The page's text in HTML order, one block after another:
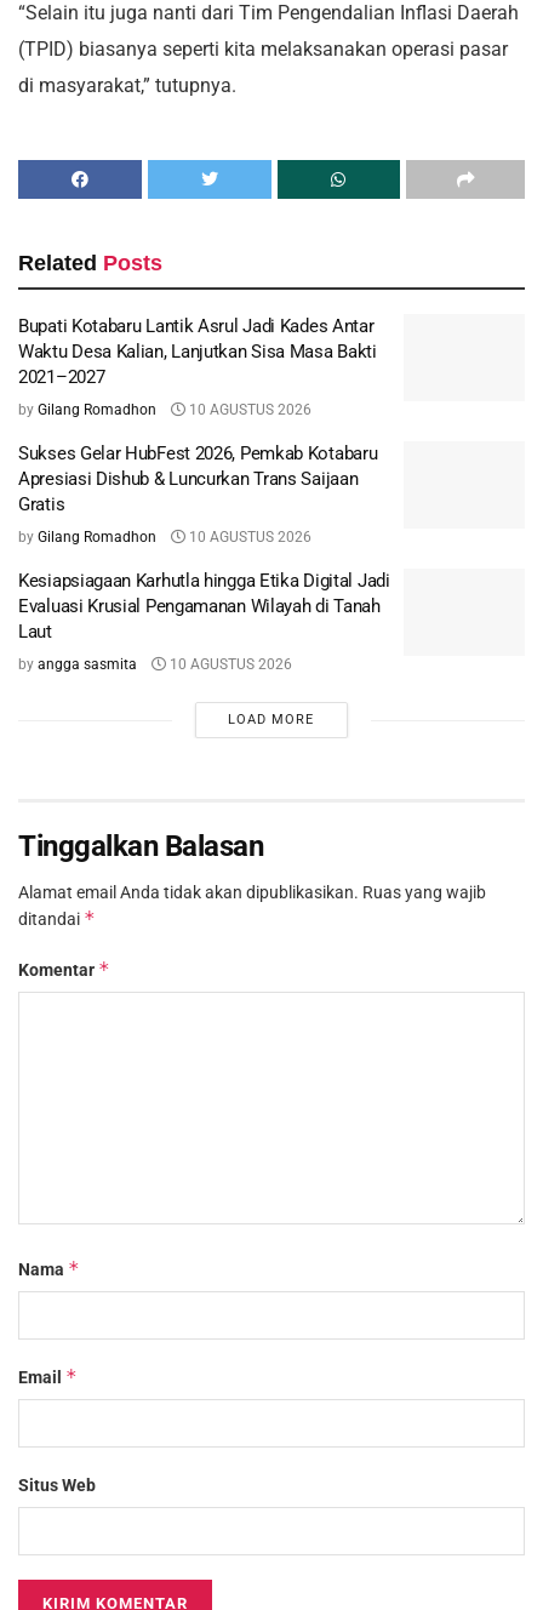
“Selain itu juga nanti dari Tim Pengendalian Inflasi Daerah
(TPID) biasanya seperti kita melaksanakan operasi pasar
di masyarakat,” tutupnya.
Related Posts
Bupati Kotabaru Lantik Asrul Jadi Kades Antar
Waktu Desa Kalian, Lanjutkan Sisa Masa Bakti
2021–2027
by Gilang Romadhon 10 AGUSTUS 2026
Sukses Gelar HubFest 2026, Pemkab Kotabaru
Apresiasi Dishub & Luncurkan Trans Saijaan
Gratis
by Gilang Romadhon 10 AGUSTUS 2026
Kesiapsiagaan Karhutla hingga Etika Digital Jadi
Evaluasi Krusial Pengamanan Wilayah di Tanah
Laut
by angga sasmita 10 AGUSTUS 2026
LOAD MORE
Tinggalkan Balasan
Alamat email Anda tidak akan dipublikasikan. Ruas yang wajib
ditandai *
Komentar *
Nama *
Email *
Situs Web